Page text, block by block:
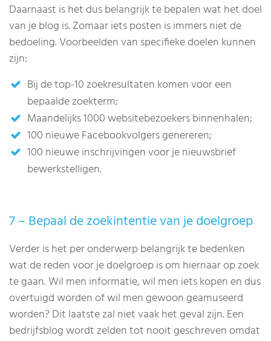
Daarnaast is het dus belangrijk te bepalen wat het doel
van je blog is. Zomaar iets posten is immers niet de
bedoeling. Voorbeelden van specifieke doelen kunnen
zijn:
Bij de top-10 zoekresultaten komen voor een
bepaalde zoekterm;
Maandelijks 1000 websitebezoekers binnenhalen;
100 nieuwe Facebookvolgers genereren;
100 nieuwe inschrijvingen voor je nieuwsbrief
bewerkstelligen.
7 – Bepaal de zoekintentie van je doelgroep
Verder is het per onderwerp belangrijk te bedenken
wat de reden voor je doelgroep is om hiernaar op zoek
te gaan. Wil men informatie, wil men iets kopen en dus
overtuigd worden of wil men gewoon geamuseerd
worden? Dit laatste zal niet vaak het geval zijn. Een
bedrijfsblog wordt zelden tot nooit geschreven omdat